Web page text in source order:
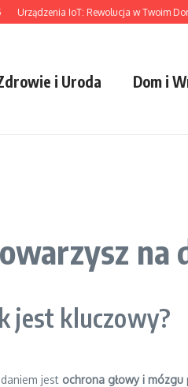
IoT: Rewolucja w Twoim Domu i
i Uroda Dom i
na
jest kluczowy?
jest ochrona głowy i mózgu